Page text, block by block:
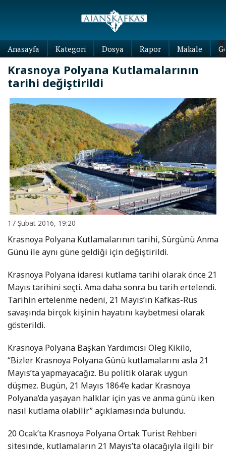
Anasayfa Kategori Dosya Rapor Makale
Krasnoya Polyana Kutlamalarının
tarihi değiştirildi
17 Şubat 2016, 19:20
Krasnoya Polyana Kutlamalarının tarihi, Sürgünü Anma
Günü ile aynı güne geldiği için değiştirildi.
Krasnoya Polyana idaresi kutlama tarihi olarak önce 21
Mayıs tarihini seçti. Ama daha sonra bu tarih ertelendi.
Tarihin ertelenme nedeni, 21 Mayıs’ın Kafkas-Rus
savaşında birçok kişinin hayatını kaybetmesi olarak
gösterildi.
Krasnoya Polyana Başkan Yardımcısı Oleg Kikilo,
“Bizler Krasnoya Polyana Günü kutlamalarını asla 21
Mayıs’ta yapmayacağız. Bu politik olarak uygun
düşmez. Bugün, 21 Mayıs 1864’e kadar Krasnoya
Polyana’da yaşayan halklar için yas ve anma günü iken
nasıl kutlama olabilir” açıklamasında bulundu.
20 Ocak’ta Krasnoya Polyana Ortak Turist Rehberi
sitesinde, kutlamaların 21 Mayıs’ta olacağıyla ilgili bir